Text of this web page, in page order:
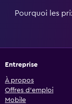
Pourquoi les
Entreprise
À propos
Offres d’emploi
Mobile